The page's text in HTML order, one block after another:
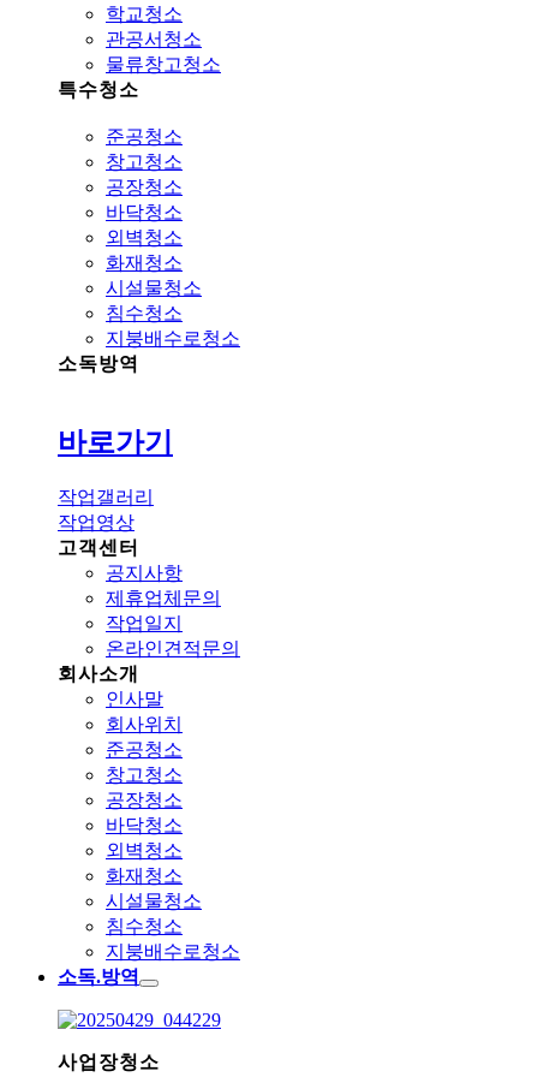
학교청소
관공서청소
물류창고청소
특수청소
준공청소
창고청소
공장청소
바닥청소
외벽청소
화재청소
시설물청소
침수청소
지붕배수로청소
소독방역
바로가기
작업갤러리
작업영상
고객센터
공지사항
제휴업체문의
작업일지
온라인견적문의
회사소개
인사말
회사위치
준공청소
창고청소
공장청소
바닥청소
외벽청소
화재청소
시설물청소
침수청소
지붕배수로청소
소독.방역
사업장청소